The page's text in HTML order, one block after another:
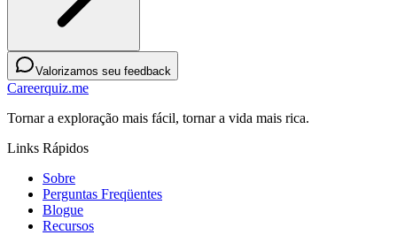
Valorizamos seu feedback
Careerquiz.me
Tornar a exploração mais fácil, tornar a vida mais rica.
Links Rápidos
Sobre
Perguntas Freqüentes
Blogue
Recursos